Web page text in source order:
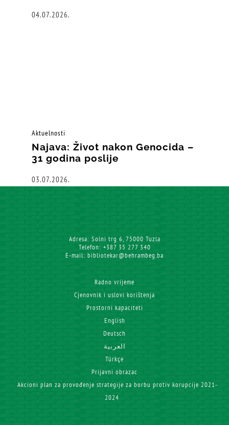
04.07.2026.
Aktuelnosti
Najava: Život nakon Genocida –
31 godina poslije
03.07.2026.
Adresa: Solni trg 6, 75000 Tuzla
Telefon: +387 35 277 340
E-mail: bibliotekar@behrambeg.ba
Radno vrijeme
Cjenovnik i uslovi korištenja
Prostorni kapaciteti
English
Deutsch
العربية
Türkçe
Prijavni obrazac
Akcioni plan za provođenje strategije za borbu protiv korupcije 2021-
2024